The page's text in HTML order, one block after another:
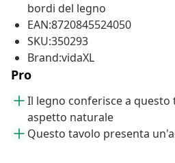
bordi del legno
EAN:8720845524050
SKU:350293
Brand:vidaXL
Pro
Il legno conferisce a
aspetto naturale
Questo tavolo presenta